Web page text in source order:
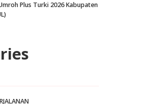
Plus Turki 2026 Kabupaten